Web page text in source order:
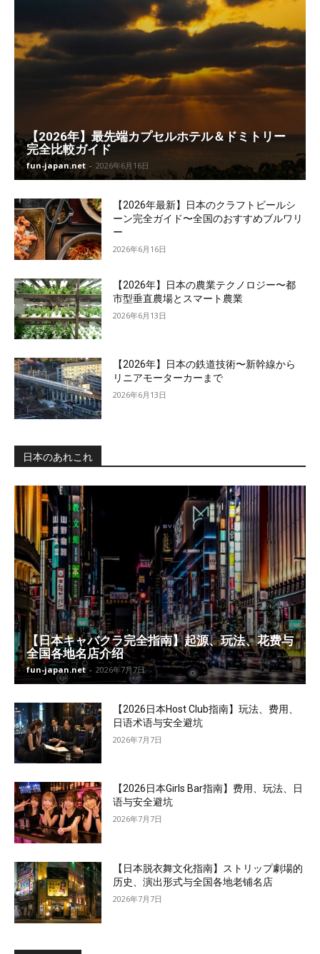
【2026年】最先端カプセルホテル＆ドミトリー
完全比較ガイド
fun-japan.net - 2026年6月16日
【2026年最新】日本のクラフトビールシ
ーン完全ガイド〜全国のおすすめブルワリ
ー
2026年6月16日
【2026年】日本の農業テクノロジー〜都
市型垂直農場とスマート農業
2026年6月13日
【2026年】日本の鉄道技術〜新幹線から
リニアモーターカーまで
2026年6月13日
日本のあれこれ
【日本キャバクラ完全指南】起源、玩法、花费与
全国各地名店介绍
fun-japan.net - 2026年7月7日
【2026日本Host Club指南】玩法、费用、
日语术语与安全避坑
2026年7月7日
【2026日本Girls Bar指南】费用、玩法、日
语与安全避坑
2026年7月7日
【日本脱衣舞文化指南】ストリップ劇場的
历史、演出形式与全国各地老铺名店
2026年7月7日